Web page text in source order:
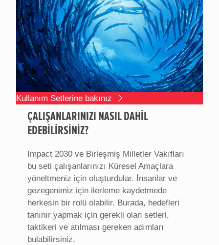
Kullanım Setlerine bakınız
ÇALIŞANLARINIZI NASIL DAHİL
EDEBİLİRSİNİZ?
Impact 2030 ve Birleşmiş Milletler Vakıfları
bu seti çalışanlarınızı Küresel Amaçlara
yöneltmeniz için oluşturdular. İnsanlar ve
gezegenimiz için ilerleme kaydetmede
herkesin bir rolü olabilir. Burada, hedefleri
tanınır yapmak için gerekli olan setleri,
taktikeri ve atılması gereken adımları
bulabilirsiniz.